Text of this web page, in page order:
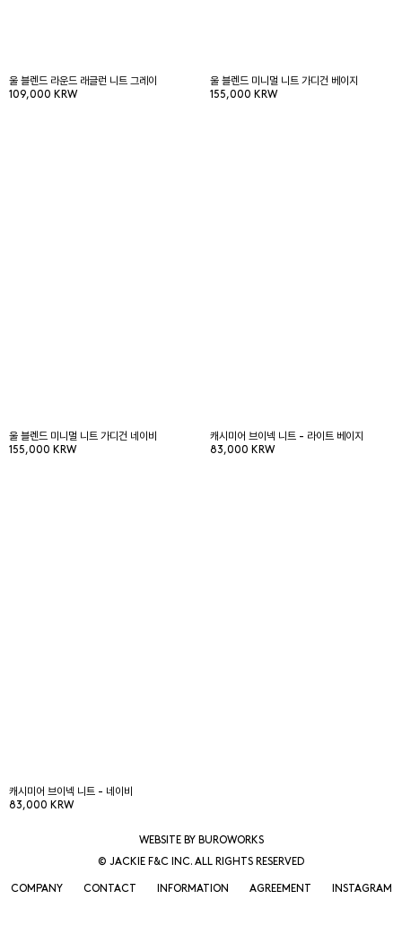
울 블렌드 라운드 래글런 니트 그레이
109,000 KRW
울 블렌드 미니멀 니트 가디건 베이지
155,000 KRW
울 블렌드 미니멀 니트 가디건 네이비
155,000 KRW
캐시미어 브이넥 니트 - 라이트 베이지
83,000 KRW
캐시미어 브이넥 니트 - 네이비
83,000 KRW
WEBSITE BY BUROWORKS
© JACKIE F&C INC. ALL RIGHTS RESERVED
COMPANY CONTACT INFORMATION AGREEMENT INSTAGRAM